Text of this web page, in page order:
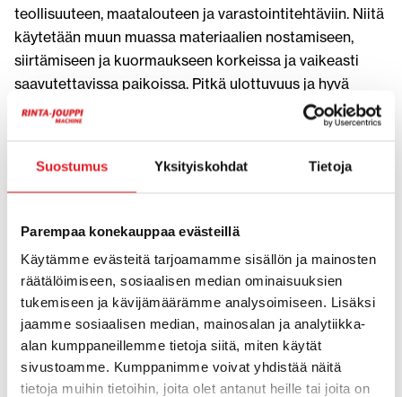
Suostumus Yksityiskohdat Tietoja
Parempaa konekauppaa evästeillä
Käytämme evästeitä tarjoamamme sisällön ja mainosten
räätälöimiseen, sosiaalisen median ominaisuuksien
tukemiseen ja kävijämäärämme analysoimiseen. Lisäksi
jaamme sosiaalisen median, mainosalan ja analytiikka-
alan kumppaneillemme tietoja siitä, miten käytät
sivustoamme. Kumppanimme voivat yhdistää näitä
tietoja muihin tietoihin, joita olet antanut heille tai joita on
teollisuuteen, maatalouteen ja varastointitehtäviin. Niitä
käytetään muun muassa materiaalien nostamiseen,
siirtämiseen ja kuormaukseen korkeissa ja vaikeasti
saavutettavissa paikoissa. Pitkä ulottuvuus ja hyvä
nostokyky tekevät kurottajasta tehokkaan työkalun
monipuolisiin työtehtäviin.
Yrityksille suunnattu vuokraus tuo joustavuutta kaluston
käyttöön. Kurottaja voidaan ottaa käyttöön juuri
aikaa ja parantaa työmaan tehokkuutta. Tämä on
erityisen hyödyllistä lyhytaikaisissa projekteissa ja
sesonkiluonteisessa työssä.
Kurottajien monikäyttöisyys perustuu laajaan
lisälaitevalikoimaan. Trukkipiikit, kauhat ja
henkilönostokorit mahdollistavat koneen käytön
useisiin eri työvaiheisiin samalla työmaalla. Tämä lisää